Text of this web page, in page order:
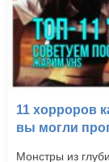
11 хорроров
вы могли
Монстры из